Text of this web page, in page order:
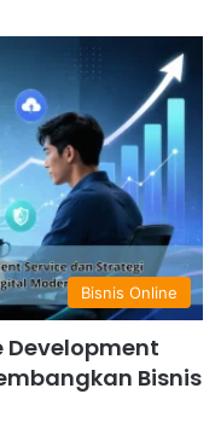
Bisnis Online
Development
Bisnis